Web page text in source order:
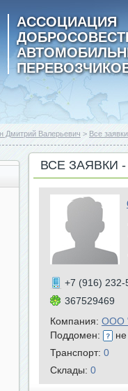
АССОЦИАЦИЯ
Дмитрий Валерьевич > Все заявки
ВСЕ ЗАЯВКИ
+7 (916) 232-
367529469
Компания: ООО
Поддомен:
Транспорт: 0
Склады: 0